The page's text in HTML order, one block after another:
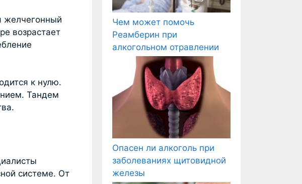
желчегонный
возрастает
к нулю.
Тандем
системе. От
Чем может помочь
Реамберин при
алкогольном отравлении
Опасен ли алкоголь при
заболеваниях щитовидной
железы